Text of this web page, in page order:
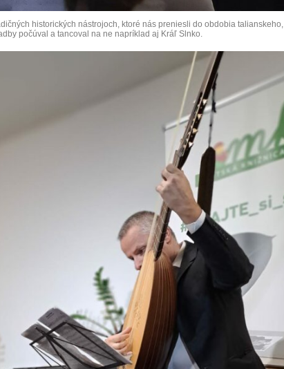
historických nástrojoch, ktoré nás preniesli do obdobia talianskeho,
počúval a tancoval na ne napríklad aj Kráľ Slnko.